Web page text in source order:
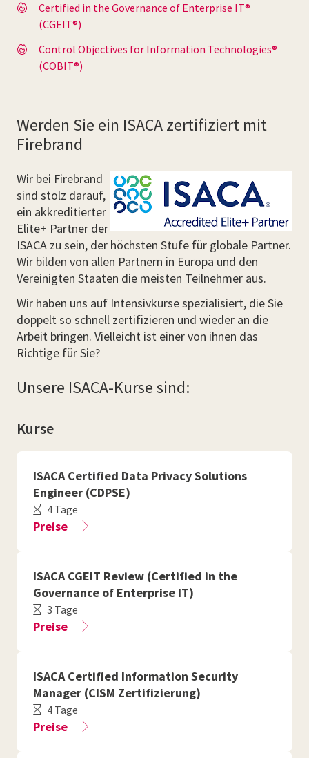
Certified in the Governance of Enterprise IT®
(CGEIT®)
Control Objectives for Information Technologies®
(COBIT®)
Werden Sie ein ISACA zertifiziert mit
Firebrand
Wir bei Firebrand
sind stolz darauf,
ein akkreditierter
Elite+ Partner der
ISACA zu sein, der höchsten Stufe für globale Partner.
Wir bilden von allen Partnern in Europa und den
Vereinigten Staaten die meisten Teilnehmer aus.
Wir haben uns auf Intensivkurse spezialisiert, die Sie
doppelt so schnell zertifizieren und wieder an die
Arbeit bringen. Vielleicht ist einer von ihnen das
Richtige für Sie?
Unsere ISACA-Kurse sind:
Kurse
ISACA Certified Data Privacy Solutions
Engineer (CDPSE)
4 Tage
Preise
ISACA CGEIT Review (Certified in the
Governance of Enterprise IT)
3 Tage
Preise
ISACA Certified Information Security
Manager (CISM Zertifizierung)
4 Tage
Preise